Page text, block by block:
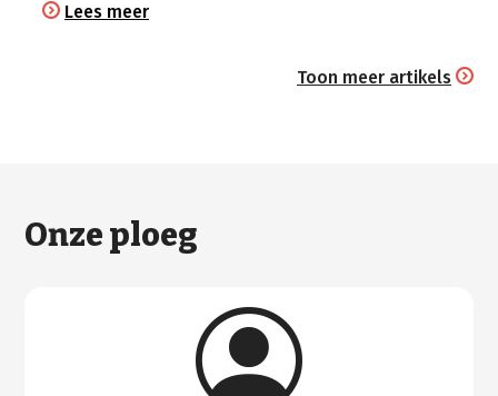
Lees meer
Toon meer artikels
Onze ploeg